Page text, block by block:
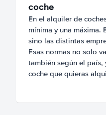
coche
En el alquiler de
mínima y una máxima.
sino las distintas
Esas normas no solo
también según el
coche que quieras